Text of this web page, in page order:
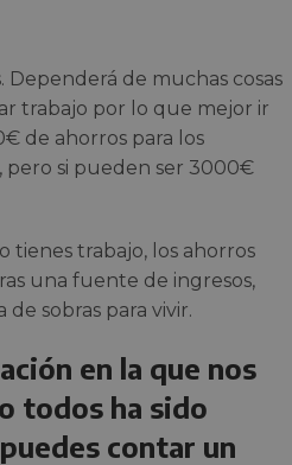
Dependerá de muchas cosas
trabajo por lo que mejor ir
de ahorros para los
pero si pueden ser 3000€
tienes trabajo, los ahorros
una fuente de ingresos,
sobras para vivir.
en la que nos
todos ha sido
contar un